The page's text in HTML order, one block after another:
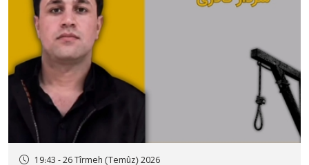
19:43 - 26 Tîrmeh (Temûz) 2026